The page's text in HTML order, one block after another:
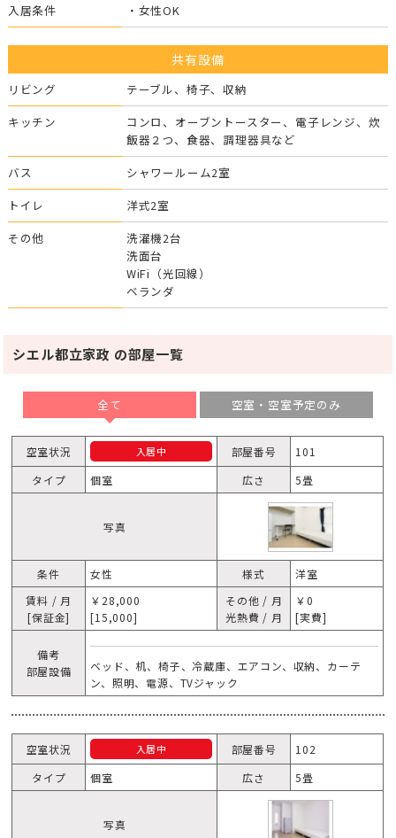
入居条件
・女性OK
共有設備
リビング
テーブル、椅子、収納
キッチン
コンロ、オーブントースター、電子レンジ、炊
飯器２つ、食器、調理器具など
バス
シャワールーム2室
トイレ
洋式2室
その他
洗濯機2台
洗面台
WiFi（光回線）
ベランダ
シエル都立家政 の部屋一覧
全て 空室・空室予定のみ
空室状況 入居中 部屋番号
101
タイプ
個室 広さ 5畳
写真
条件 女性 様式
洋室
賃料 / 月
[保証金]
￥28,000
[15,000]
その他 / 月
光熱費 / 月
￥0
[実費]
備考
部屋設備
ベッド、机、椅子、冷蔵庫、エアコン、収納、カーテ
ン、照明、電源、TVジャック
空室状況 入居中 部屋番号
102
タイプ
個室 広さ 5畳
写真